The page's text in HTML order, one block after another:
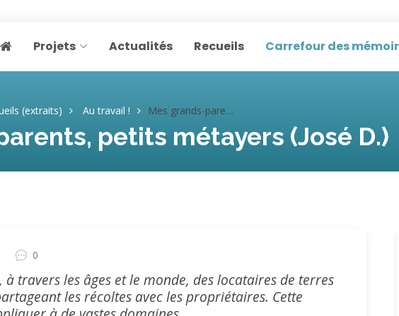
Page home
Projets Actualités Recueils Carrefour des
(extraits) Au travail ! Mes grands-parents, petits métayers (José D.)
petits métayers (José D.)
0
à travers les âges et le monde, des locataires de terres
les récoltes avec les propriétaires. Cette